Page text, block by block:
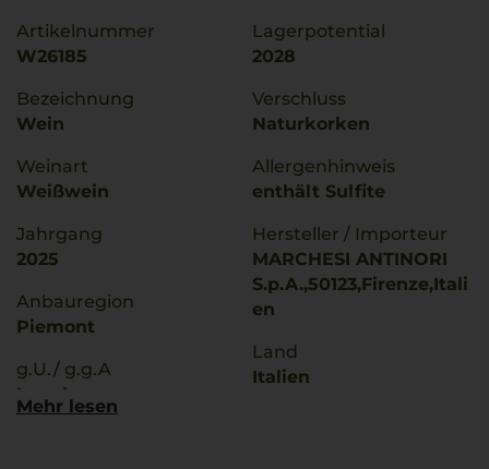
Artikelnummer
W26185
Bezeichnung
Wein
Weinart
Weißwein
Jahrgang
2025
Anbauregion
Piemont
g.U./ g.g.A
Langhe
Lagerpotential
2028
Verschluss
Naturkorken
Allergenhinweis
enthält Sulfite
Hersteller / Importeur
MARCHESI ANTINORI
S.p.A.,50123,Firenze,Itali
en
Land
Italien
Mehr lesen